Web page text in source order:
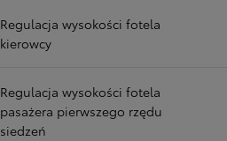
Regulacja wysokości fotela
kierowcy
Regulacja wysokości fotela
pasażera pierwszego rzędu
siedzeń